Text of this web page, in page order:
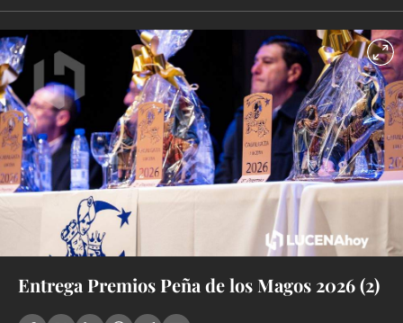
Entrega Premios Peña de los Magos 2026 (2)